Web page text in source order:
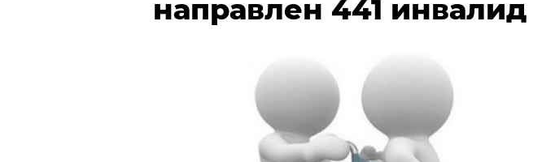
направлен 441 инвалид